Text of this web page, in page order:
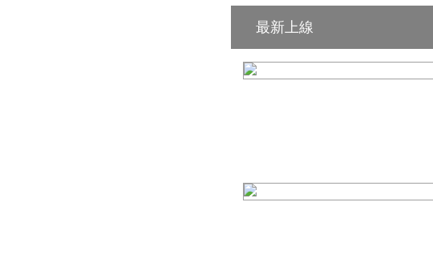
最新上線